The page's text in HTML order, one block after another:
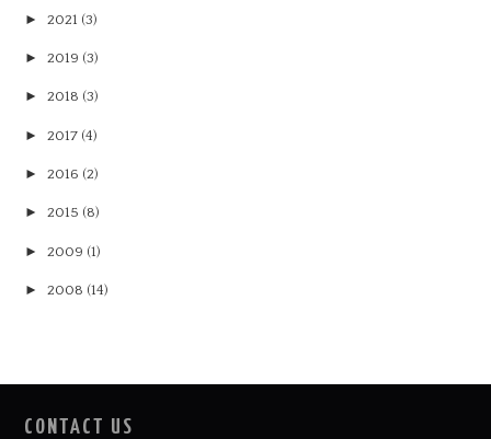
►2021 (3)
►2019 (3)
►2018 (3)
►2017 (4)
►2016 (2)
►2015 (8)
►2009 (1)
►2008 (14)
CONTACT US